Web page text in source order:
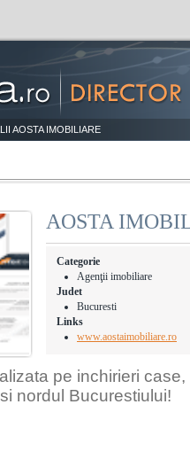
AOSTA IMOBILIARE
AOSTA
Categorie
Agenţii imobiliare
Judet
Bucuresti
Links
www.aostaimobiliare.ro
pe inchirieri case,
nordul Bucurestiului!